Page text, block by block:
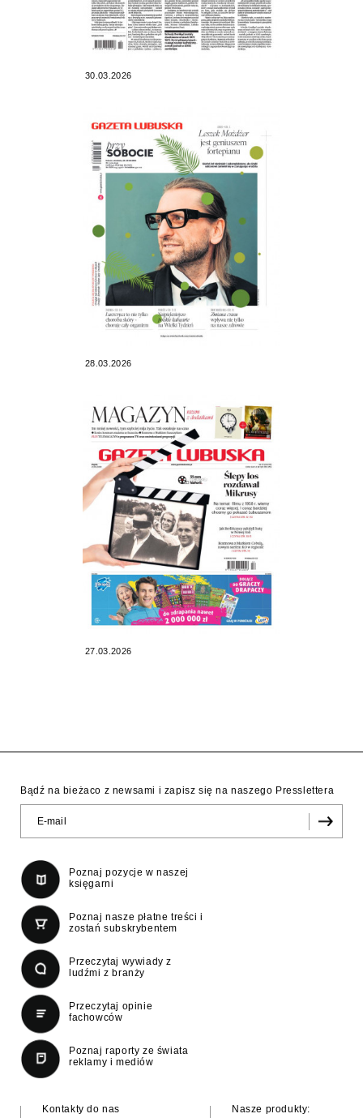
30.03.2026
28.03.2026
27.03.2026
Bądź na bieżaco z newsami i zapisz się na naszego Presslettera
Poznaj pozycje w naszej
księgarni
Poznaj nasze płatne treści i
zostań subskrybentem
Przeczytaj wywiady z
ludźmi z branży
Przeczytaj opinie
fachowców
Poznaj raporty ze świata
reklamy i mediów
Kontakty do nas
Nasze produkty: